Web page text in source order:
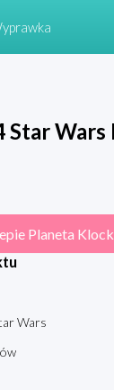
Star
Planeta
Wars